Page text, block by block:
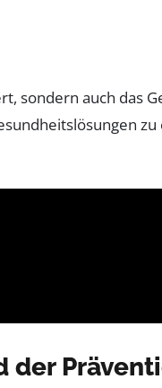
sondern auch das